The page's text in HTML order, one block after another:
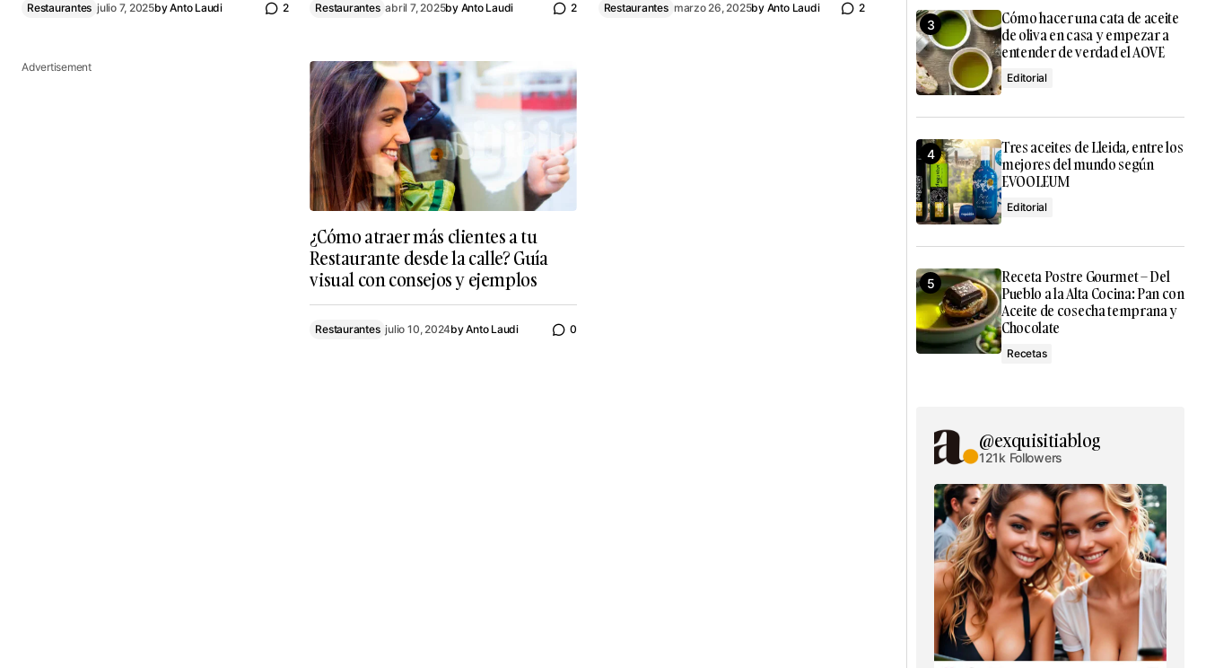
Restaurantes julio 7, 2025byAnto Laudi 2 Restaurantes abril 7, 2025by Anto Laudi 2 Restaurantes marzo 26, 2025by Anto Laudi 2
Advertisement
¿Cómo atraer más clientes a tu
Restaurante desde la calle? Guía
visual con consejos y ejemplos
Restaurantes julio 10, 2024byAnto Laudi 0
Cómo hacer una cata de aceite
de oliva en casa y empezar a
entender de verdad el AOVE
Editorial
Tres aceites de Lleida, entre los
mejores del mundo según
EVOOLEUM
Editorial
Receta Postre Gourmet – Del
Pueblo a la Alta Cocina: Pan con
Aceite de cosecha temprana y
Chocolate
Recetas
@exquisitiablog
121k Followers